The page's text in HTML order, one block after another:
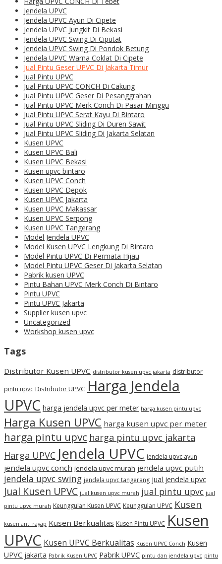
Jendela UPVC
Jendela UPVC Ayun Di Cipete
Jendela UPVC Jungkit Di Bekasi
Jendela UPVC Swing Di Ciputat
Jendela UPVC Swing Di Pondok Betung
Jendela UPVC Warna Coklat Di Cipete
Jual Pintu Geser UPVC Di Jakarta Timur
Jual Pintu UPVC
Jual Pintu UPVC CONCH Di Cakung
Jual Pintu UPVC Geser Di Pesanggrahan
Jual Pintu UPVC Merk Conch Di Pasar Minggu
Jual Pintu UPVC Serat Kayu Di Bintaro
Jual Pintu UPVC Sliding Di Duren Sawit
Jual Pintu UPVC Sliding Di Jakarta Selatan
Kusen UPVC
Kusen UPVC Bali
Kusen UPVC Bekasi
Kusen upvc bintaro
Kusen UPVC Conch
Kusen UPVC Depok
Kusen UPVC Jakarta
Kusen UPVC Makassar
Kusen UPVC Serpong
Kusen UPVC Tangerang
Model Jendela UPVC
Model Kusen UPVC Lengkung Di Bintaro
Model Pintu UPVC Di Permata Hijau
Model Pintu UPVC Geser Di Jakarta Selatan
Pabrik kusen UPVC
Pintu Bahan UPVC Merk Conch Di Bintaro
Pintu UPVC
Pintu UPVC Jakarta
Supplier kusen upvc
Uncategorized
Workshop kusen upvc
Tags
Distributor Kusen UPVC distributor kusen upvc jakarta distributor
pintu upvc Distributor UPVC Harga Jendela
UPVC harga jendela upvc per meter harga kusen pintu upvc
Harga Kusen UPVC harga kusen upvc per meter
harga pintu upvc harga pintu upvc jakarta
Harga UPVC Jendela UPVC jendela upvc ayun
jendela upvc conch jendela upvc murah jendela upvc putih
jendela upvc swing jendela upvc tangerang jual jendela upvc
Jual Kusen UPVC jual kusen upvc murah jual pintu upvc jual
pintu upvc murah Keunggulan Kusen UPVC Keunggulan UPVC Kusen
kusen anti rayap Kusen Berkualitas Kusen Pintu UPVC Kusen
UPVC Kusen UPVC Berkualitas Kusen UPVC Conch Kusen
UPVC jakarta Pabrik Kusen UPVC Pabrik UPVC pintu dan jendela upvc pintu